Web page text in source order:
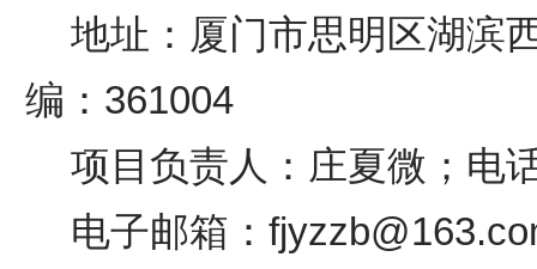
地址： 厦门市思明区湖滨
编： 361004
项目负责人：庄夏微； 电
电子邮箱：